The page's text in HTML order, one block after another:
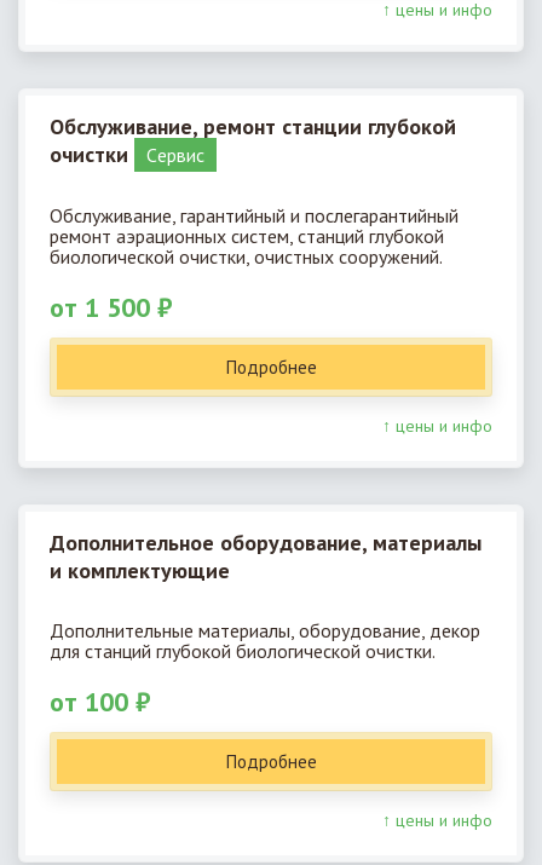
↑ цены и инфо
Обслуживание, ремонт станции глубокой
очистки
Cервис
Обслуживание, гарантийный и послегарантийный
ремонт аэрационных систем, станций глубокой
биологической очистки, очистных сооружений.
от 1 500 ₽
Подробнее
↑ цены и инфо
Дополнительное оборудование, материалы
и комплектующие
Дополнительные материалы, оборудование, декор
для станций глубокой биологической очистки.
от 100 ₽
Подробнее
↑ цены и инфо